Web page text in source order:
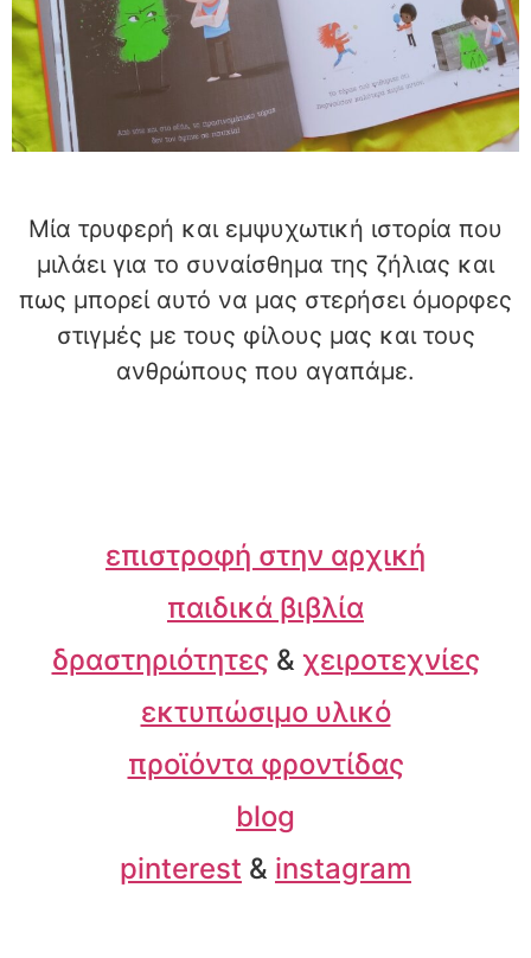
Μία τρυφερή και εμψυχωτική ιστορία που
μιλάει για το συναίσθημα της ζήλιας και
πως μπορεί αυτό να μας στερήσει όμορφες
στιγμές με τους φίλους μας και τους
ανθρώπους που αγαπάμε.
επιστροφή στην αρχική
παιδικά βιβλία
δραστηριότητες & χειροτεχνίες
εκτυπώσιμο υλικό
προϊόντα φροντίδας
blog
pinterest & instagram